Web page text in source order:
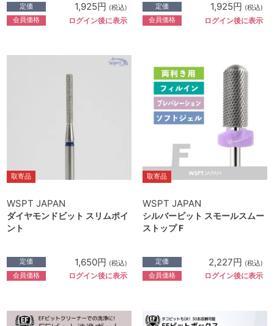
定価 1,925円 (税込)
会員価格 ログイン後に表示
定価 1,925円 (税込)
会員価格 ログイン後に表示
取寄品
WSPT JAPAN
ダイヤモンドビット スリムポイ
ント
定価 1,650円 (税込)
会員価格 ログイン後に表示
取寄品
WSPT JAPAN
シルバービット スモールスムー
ストップ F
定価 2,227円 (税込)
会員価格 ログイン後に表示